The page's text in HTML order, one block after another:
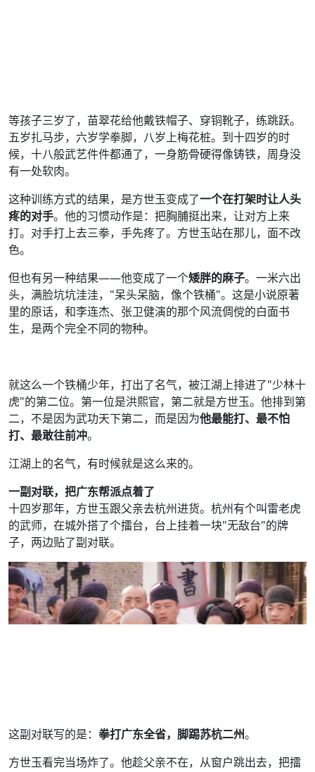
等孩子三岁了，苗翠花给他戴铁帽子、穿铜靴子，练跳跃。
五岁扎马步，六岁学拳脚，八岁上梅花桩。到十四岁的时
候，十八般武艺件件都通了，一身筋骨硬得像铸铁，周身没
有一处软肉。
这种训练方式的结果，是方世玉变成了一个在打架时让人头
疼的对手。他的习惯动作是：把胸脯挺出来，让对方上来
打。对手打上去三拳，手先疼了。方世玉站在那儿，面不改
色。
但也有另一种结果——他变成了一个矮胖的麻子。一米六出
头，满脸坑坑洼洼，"呆头呆脑，像个铁桶"。这是小说原著
里的原话，和李连杰、张卫健演的那个风流倜傥的白面书
生，是两个完全不同的物种。
就这么一个铁桶少年，打出了名气，被江湖上排进了"少林十
虎"的第二位。第一位是洪熙官，第二就是方世玉。他排到第
二，不是因为武功天下第二，而是因为他最能打、最不怕
打、最敢往前冲。
江湖上的名气，有时候就是这么来的。
一副对联，把广东帮派点着了
十四岁那年，方世玉跟父亲去杭州进货。杭州有个叫雷老虎
的武师，在城外搭了个擂台，台上挂着一块"无敌台"的牌
子，两边贴了副对联。
这副对联写的是： 拳打广东全省，脚踢苏杭二州。
方世玉看完当场炸了。他趁父亲不在，从窗户跳出去，把擂